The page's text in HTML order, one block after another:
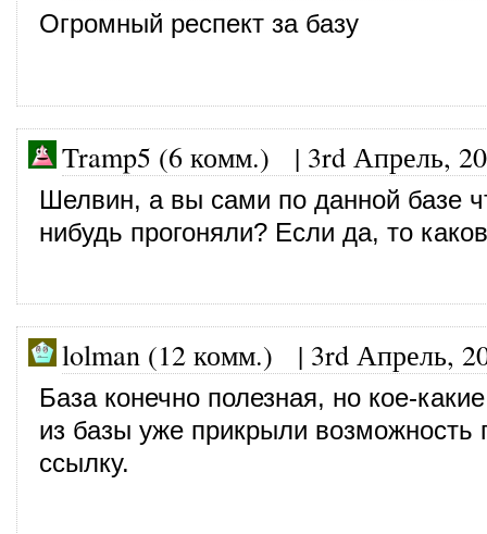
Огромный респект за базу
Tramp5 (6 комм.) | 3rd Апрель,
Шелвин, а вы сами по данной базе
нибудь прогоняли? Если да, то
lolman (12 комм.) | 3rd Апрель,
База конечно полезная, но кое-
из базы уже прикрыли возможность
ссылку.